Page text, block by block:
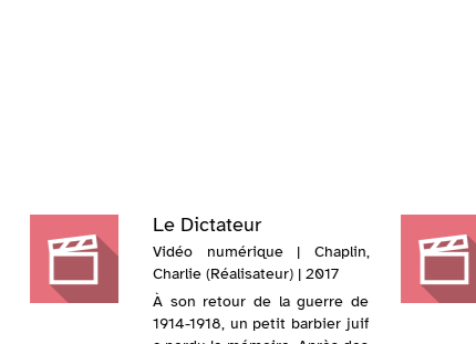
Le Dictateur
Vidéo numérique | Chaplin,
Charlie (Réalisateur) | 2017
À son retour de la guerre de
1914-1918, un petit barbier juif